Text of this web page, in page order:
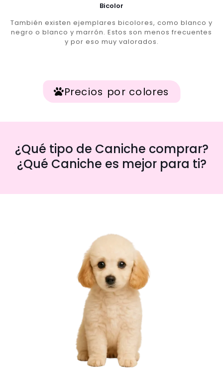
Bicolor
También existen ejemplares bicolores, como blanco y
negro o blanco y marrón. Estos son menos frecuentes
y por eso muy valorados.
Precios por colores
¿Qué tipo de Caniche comprar?
¿Qué Caniche es mejor para ti?